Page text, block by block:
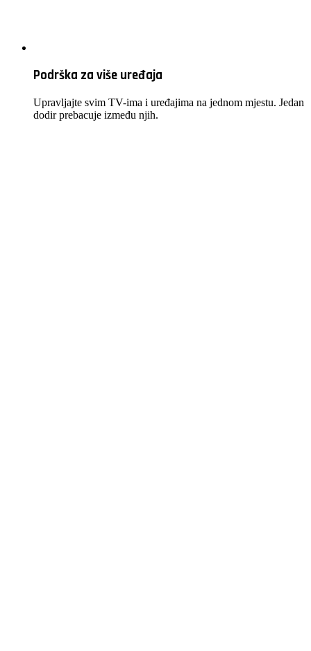
Podrška za više uređaja
Upravljajte svim TV-ima i uređajima na jednom mjestu. Jedan
dodir prebacuje između njih.